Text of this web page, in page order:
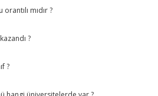
mıdır ?
?
?